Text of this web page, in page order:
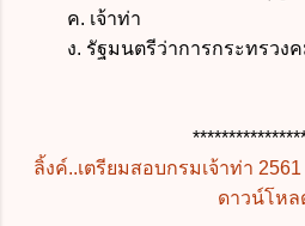
ค. เจ้าท่า
ง. รัฐมนตรีว่าการกระทรวงค
ลิ้งค์..เตรียมสอบกรมเจ้าท่า
ดาวน์โหล